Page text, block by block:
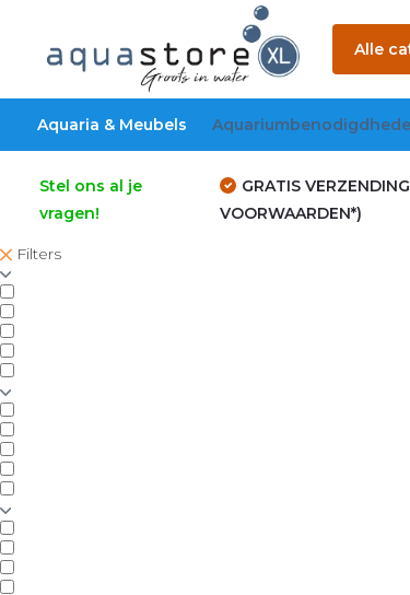
Alle
Aquaria & Meubels
Stel ons al je
vragen!
GRATIS
VOORWAARDEN*)
Filters